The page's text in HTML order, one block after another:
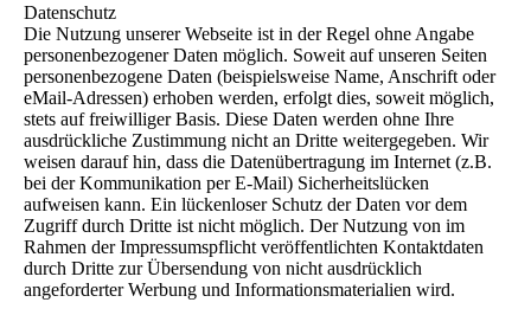
Datenschutz
Die Nutzung unserer Webseite ist in der Regel ohne Angabe
personenbezogener Daten möglich. Soweit auf unseren Seiten
personenbezogene Daten (beispielsweise Name, Anschrift oder
eMail-Adressen) erhoben werden, erfolgt dies, soweit möglich,
stets auf freiwilliger Basis. Diese Daten werden ohne Ihre
ausdrückliche Zustimmung nicht an Dritte weitergegeben. Wir
weisen darauf hin, dass die Datenübertragung im Internet (z.B.
bei der Kommunikation per E-Mail) Sicherheitslücken
aufweisen kann. Ein lückenloser Schutz der Daten vor dem
Zugriff durch Dritte ist nicht möglich. Der Nutzung von im
Rahmen der Impressumspflicht veröffentlichten Kontaktdaten
durch Dritte zur Übersendung von nicht ausdrücklich
angeforderter Werbung und Informationsmaterialien wird.